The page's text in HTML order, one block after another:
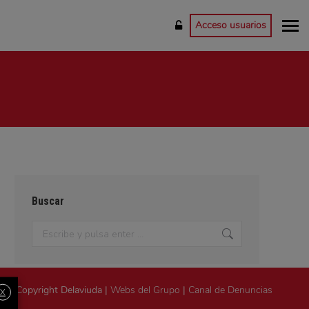
Acceso usuarios
Buscar
Buscar:
Copyright Delaviuda | Webs del Grupo | Canal de Denuncias
X